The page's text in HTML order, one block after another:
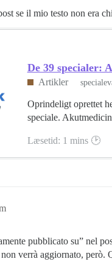
se il mio testo non era
De 39 specialer:
Artikler
Oprindeligt oprettet
speciale.
Læsetid: 1 mins 🕑
pubblicato su” nel
verrà aggiornato,